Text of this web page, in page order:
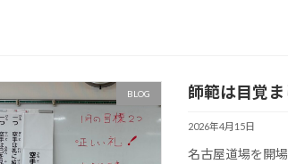
BLOG 師範は目覚
2026年4月15日
名古屋道場を開